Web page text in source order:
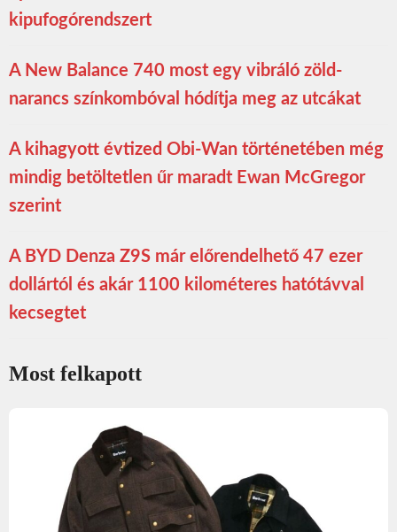
kipufogórendszert
A New Balance 740 most egy vibráló zöld-
narancs színkombóval hódítja meg az utcákat
A kihagyott évtized Obi-Wan történetében még
mindig betöltetlen űr maradt Ewan McGregor
szerint
A BYD Denza Z9S már előrendelhető 47 ezer
dollártól és akár 1100 kilométeres hatótávval
kecsegtet
Most felkapott